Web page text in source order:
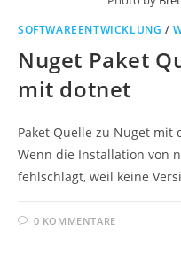
SOFTWAREENTWICKLUNG /
Nuget Paket
mit dotnet
Paket Quelle zu Nuget
Wenn die Installation von
fehlschlägt, weil keine
0 KOMMENTARE